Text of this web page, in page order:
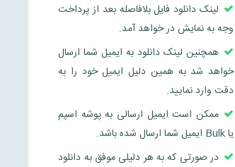
لینک دانلود فایل بلافاصله بعد از پرداخت
وجه به نمایش در خواهد آمد.
همچنین لینک دانلود به ایمیل شما ارسال
خواهد شد به همین دلیل ایمیل خود را به
دقت وارد نمایید.
ممکن است ایمیل ارسالی به پوشه اسپم
یا Bulk ایمیل شما ارسال شده باشد.
در صورتی که به هر دلیلی موفق به دانلود